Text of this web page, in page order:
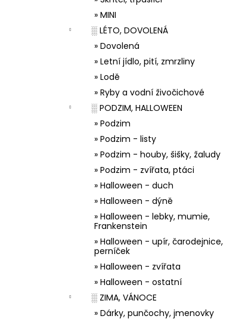
» MINI
░ LÉTO, DOVOLENÁ
» Dovolená
» Letní jídlo, pití, zmrzliny
» Lodě
» Ryby a vodní živočichové
░ PODZIM, HALLOWEEN
» Podzim
» Podzim - listy
» Podzim - houby, šišky, žaludy
» Podzim - zvířata, ptáci
» Halloween - duch
» Halloween - dýně
» Halloween - lebky, mumie,
Frankenstein
» Halloween - upír, čarodejnice,
perníček
» Halloween - zvířata
» Halloween - ostatní
░ ZIMA, VÁNOCE
» Dárky, punčochy, jmenovky
33001 ZDOBÍCÍ SÁČEK